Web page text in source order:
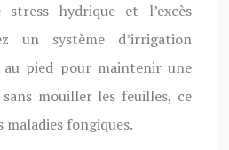
hydrique et l’excès
un système d’irrigation
pied pour maintenir une
mouiller les feuilles, ce
fongiques.